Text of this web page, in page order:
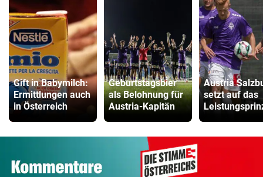
Gift in Babymilch:
Ermittlungen auch
in Österreich
Geburtstagsbier
als Belohnung für
Austria-Kapitän
Austria
setzt auf das